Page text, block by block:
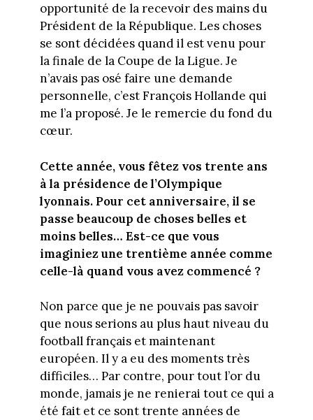
opportunité de la recevoir des mains du
Président de la République. Les choses
se sont décidées quand il est venu pour
la finale de la Coupe de la Ligue. Je
n’avais pas osé faire une demande
personnelle, c’est François Hollande qui
me l’a proposé. Je le remercie du fond du
cœur.
Cette année, vous fêtez vos trente ans
à la présidence de l’Olympique
lyonnais. Pour cet anniversaire, il se
passe beaucoup de choses belles et
moins belles… Est-ce que vous
imaginiez une trentième année comme
celle-là quand vous avez commencé ?
Non parce que je ne pouvais pas savoir
que nous serions au plus haut niveau du
football français et maintenant
européen. Il y a eu des moments très
difficiles… Par contre, pour tout l’or du
monde, jamais je ne renierai tout ce qui a
été fait et ce sont trente années de